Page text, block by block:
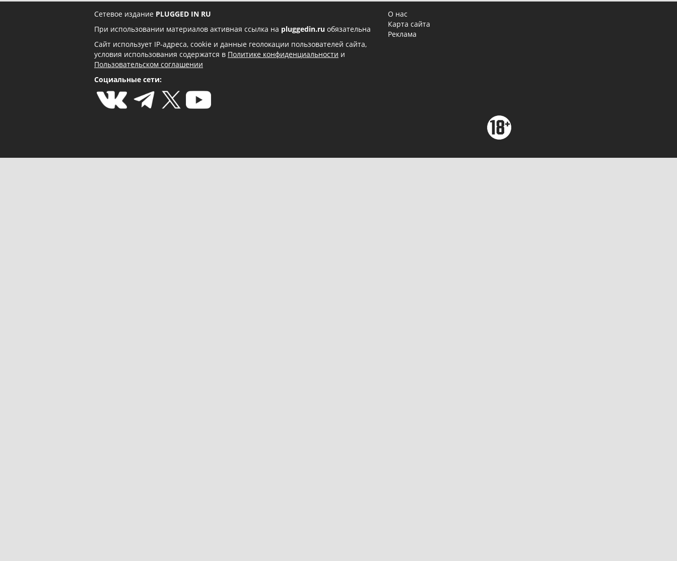
Сетевое издание PLUGGED IN RU
При использовании материалов активная ссылка на pluggedin.ru обязательна
Сайт использует IP-адреса, cookie и данные геолокации пользователей сайта,
условия использования содержатся в Политике конфиденциальности и
Пользовательском соглашении
Социальные сети:
О нас
Карта сайта
Реклама